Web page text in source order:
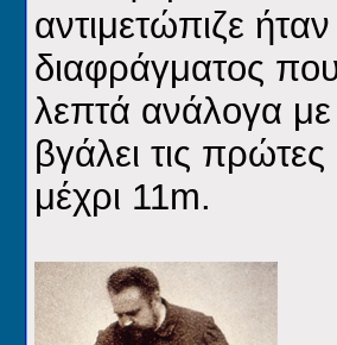
αντιμετώπιζε
διαφράγματος
λεπτά ανάλογα με
βγάλει τις
μέχρι 11m.